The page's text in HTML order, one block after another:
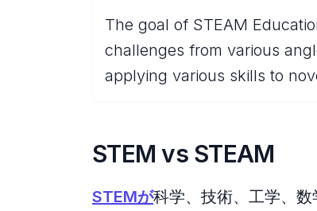
The goal of STEAM
challenges from various
applying various skills to
STEM vs STEAM
STEMが科学、技術、工学、